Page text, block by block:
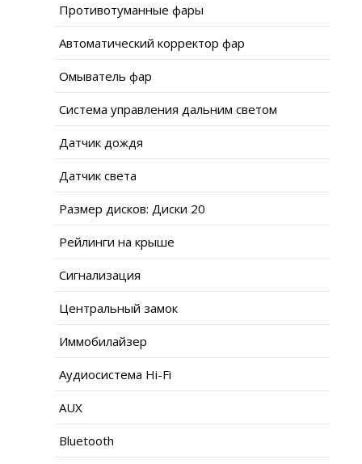
Противотуманные фары
Автоматический корректор фар
Омыватель фар
Система управления дальним светом
Датчик дождя
Датчик света
Размер дисков: Диски 20
Рейлинги на крыше
Сигнализация
Центральный замок
Иммобилайзер
Аудиосистема Hi-Fi
AUX
Bluetooth